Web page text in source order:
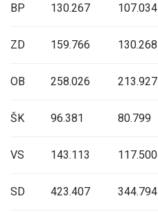
BP 130.267 107.034
ZD 159.766 130.268
OB 258.026 213.927
ŠK 96.381 80.799
VS 143.113 117.500
SD 423.407 344.794